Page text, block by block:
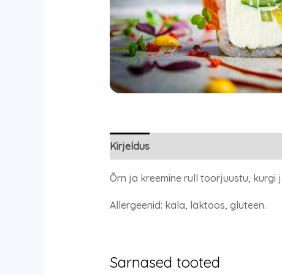
Kirjeldus
Õrn ja kreemine rull toorjuustu,
Allergeenid: kala, laktoos, gluteen.
Sarnased tooted